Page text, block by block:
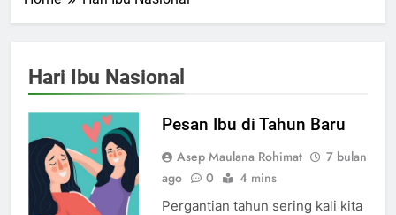
Hari Ibu Nasional
Pesan Ibu di Tahun Baru
Asep Maulana Rohimat
7 bulan
ago
0 4 mins
Pergantian tahun sering kali kita